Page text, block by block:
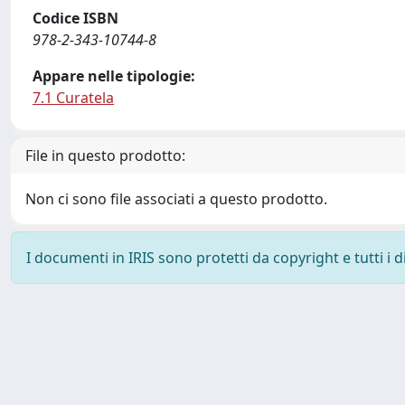
Codice ISBN
978-2-343-10744-8
Appare nelle tipologie:
7.1 Curatela
File in questo prodotto:
Non ci sono file associati a questo prodotto.
I documenti in IRIS sono protetti da copyright e tutti i